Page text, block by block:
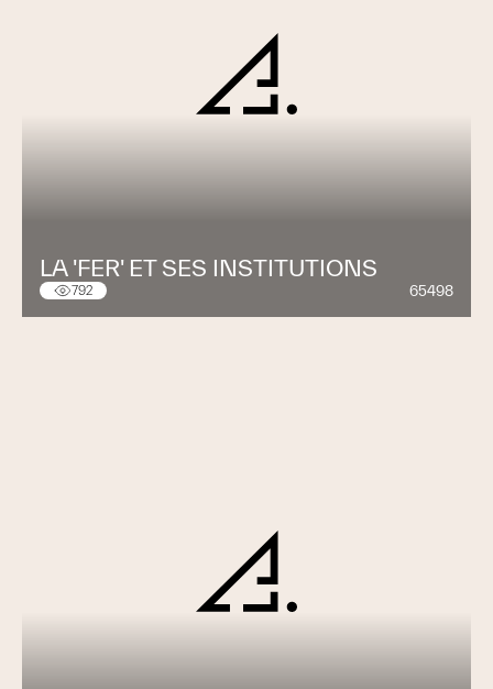
LA 'FER' ET SES INSTITUTIONS
792 65498